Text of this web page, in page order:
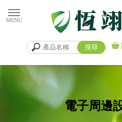
電子周邊